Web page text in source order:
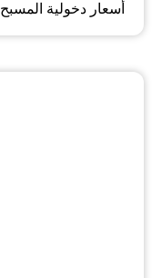
أسعار دخولية المسبح